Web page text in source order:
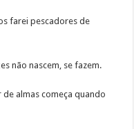
farei pescadores de
não nascem, se fazem.
almas começa quando